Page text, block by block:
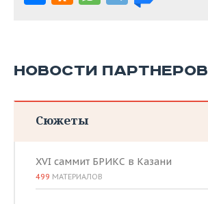
НОВОСТИ ПАРТНЕРОВ
Сюжеты
XVI саммит БРИКС в Казани
499 МАТЕРИАЛОВ